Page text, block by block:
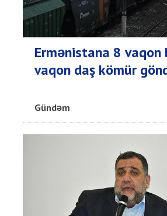
Ermənistana 8 vaqon
vaqon daş kömür
Gündəm